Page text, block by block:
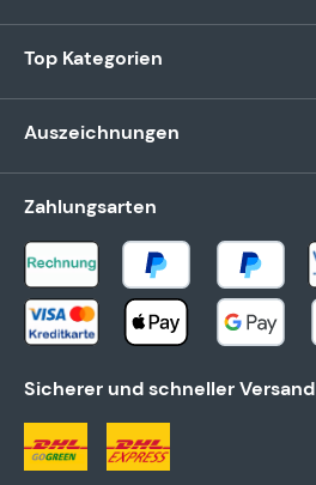
Top Kategorien
Auszeichnungen
Zahlungsarten
Sicherer und schneller Versand